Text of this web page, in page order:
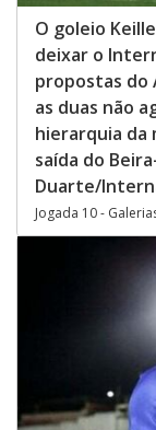
O goleio
deixar o
propostas do
as duas não
hierarquia da
saída do
Duarte/
Jogada 10 -